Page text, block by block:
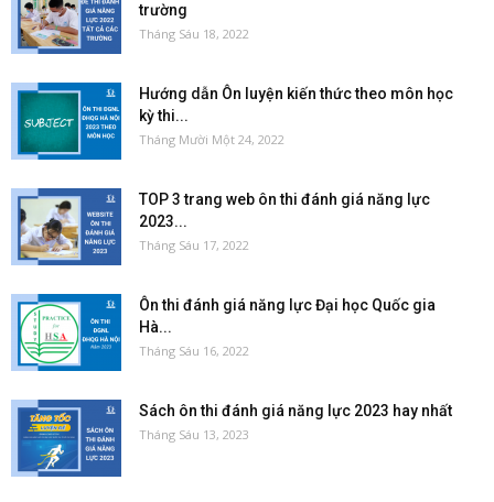
trường
Tháng Sáu 18, 2022
Hướng dẫn Ôn luyện kiến thức theo môn học
kỳ thi...
Tháng Mười Một 24, 2022
TOP 3 trang web ôn thi đánh giá năng lực
2023...
Tháng Sáu 17, 2022
Ôn thi đánh giá năng lực Đại học Quốc gia
Hà...
Tháng Sáu 16, 2022
Sách ôn thi đánh giá năng lực 2023 hay nhất
Tháng Sáu 13, 2023